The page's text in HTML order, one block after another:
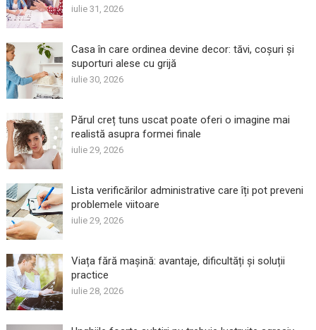
iulie 31, 2026
Casa în care ordinea devine decor: tăvi, coșuri și
suporturi alese cu grijă
iulie 30, 2026
Părul creț tuns uscat poate oferi o imagine mai
realistă asupra formei finale
iulie 29, 2026
Lista verificărilor administrative care îți pot preveni
problemele viitoare
iulie 29, 2026
Viața fără mașină: avantaje, dificultăți și soluții
practice
iulie 28, 2026